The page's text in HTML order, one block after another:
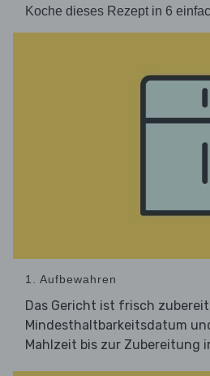
Koche dieses Rezept in 6
1. Aufbewahren
Das Gericht ist frisch
Mindesthaltbarkeitsdatum
Mahlzeit bis zur Zubereitung